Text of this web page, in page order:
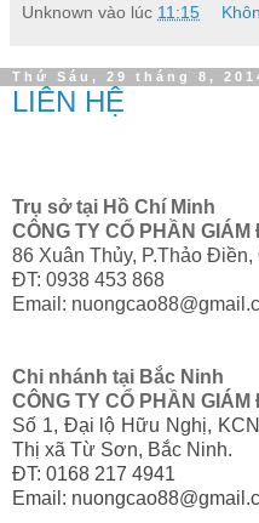
Unknown vào lúc 11:15
Thứ Sáu, 29 tháng 8,
LIÊN HỆ
Trụ sở tại Hồ Chí Minh
CÔNG TY CỔ PHẦN
86 Xuân Thủy, P.Thảo Điền,
ĐT: 0938 453 868
Email:
Chi nhánh tại Bắc Ninh
CÔNG TY CỔ PHẦN
Số 1, Đại lộ Hữu Nghị,
Thị xã Từ Sơn, Bắc Ninh.
ĐT: 0168 217 4941
Email: